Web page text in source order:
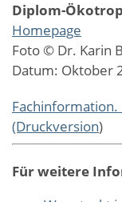
Diplom-
Homepage
Foto © Dr. Karin
Datum: Oktober
(Druckversion)
Für weitere